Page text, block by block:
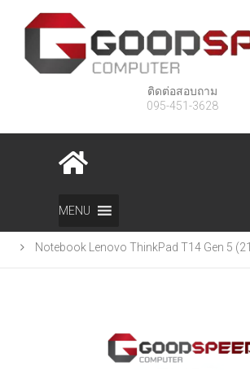
ติดต่อสอบถาม
095-451-3628
MENU
สินค้า
Notebook Lenovo ThinkPad T14 Gen 5